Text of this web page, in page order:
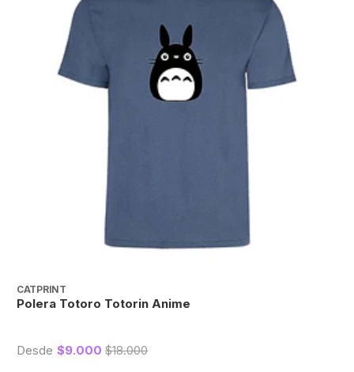
CATPRINT
Polera Totoro Totorin Anime
Desde $9.000 $18.000